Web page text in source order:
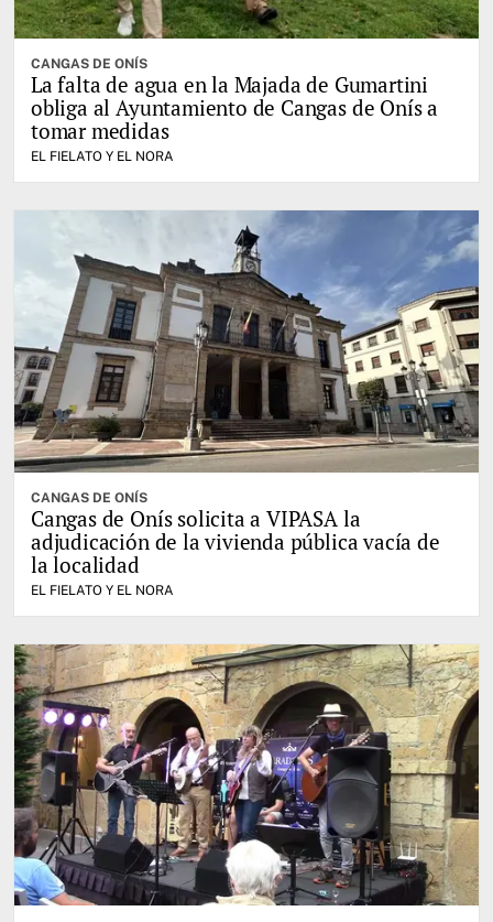
CANGAS DE ONÍS
La falta de agua en la Majada de Gumartini
obliga al Ayuntamiento de Cangas de Onís a
tomar medidas
EL FIELATO Y EL NORA
CANGAS DE ONÍS
Cangas de Onís solicita a VIPASA la
adjudicación de la vivienda pública vacía de
la localidad
EL FIELATO Y EL NORA